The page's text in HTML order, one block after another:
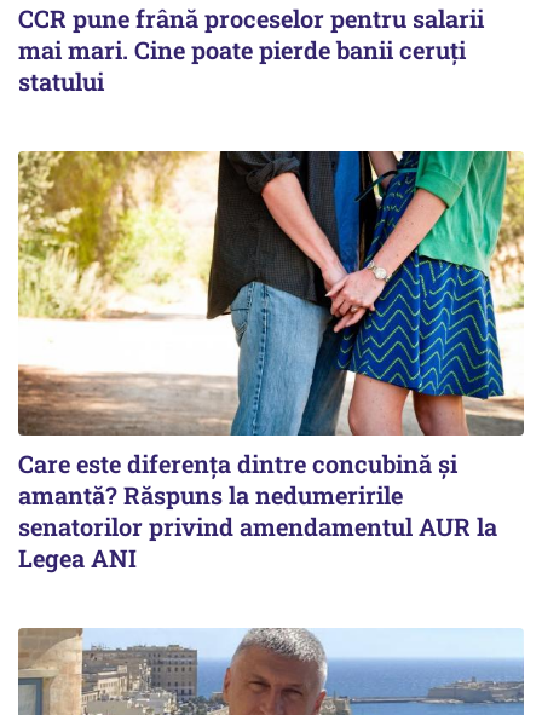
CCR pune frână proceselor pentru salarii
mai mari. Cine poate pierde banii ceruți
statului
Care este diferența dintre concubină și
amantă? Răspuns la nedumeririle
senatorilor privind amendamentul AUR la
Legea ANI